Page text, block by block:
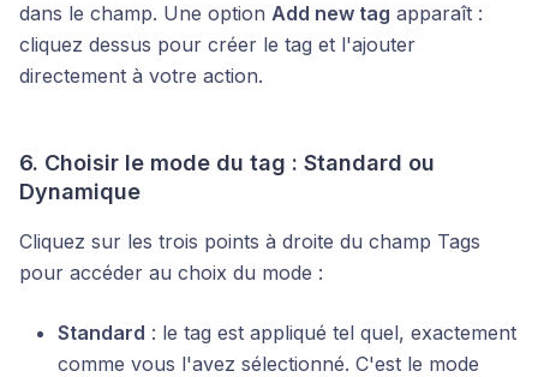
dans le champ. Une option Add new tag apparaît :
cliquez dessus pour créer le tag et l'ajouter
directement à votre action.
6. Choisir le mode du tag : Standard ou
Dynamique
Cliquez sur les trois points à droite du champ Tags
pour accéder au choix du mode :
Standard : le tag est appliqué tel quel, exactement
comme vous l'avez sélectionné. C'est le mode